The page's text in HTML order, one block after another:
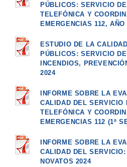
PÚBLICOS: SERVICIO
TELEFÓNICA Y
EMERGENCIAS 112, AÑO
ESTUDIO DE LA
PÚBLICOS: SERVICIO
INCENDIOS,
2024
INFORME SOBRE LA
CALIDAD DEL SERVICIO
TELEFÓNICA Y
EMERGENCIAS 112 (1º
INFORME SOBRE LA
CALIDAD DEL
NOVATOS 2024